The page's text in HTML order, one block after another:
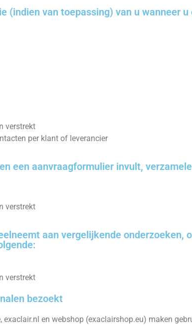
(indien van toepassing) van u wanneer
verstrekt
per klant of leverancier
een aanvraagformulier invult,
verstrekt
aan vergelijkende
verstrekt
bezoekt
exaclair.nl en webshop (exaclairshop.eu) maken